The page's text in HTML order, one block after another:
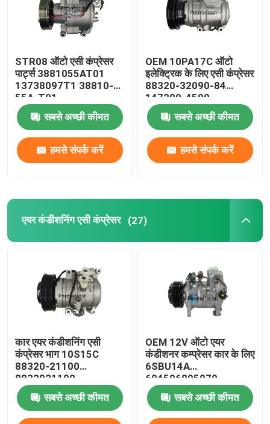
एसी कंप्रेसर पार्ट्स
STR08 ऑटो एसी कंप्रेसर
पार्ट्स 3881055AT01
13738097T1 38810-
55A-T01
सबसे अच्छी कीमत
हमसे संपर्क करें
OEM 10PA17C ऑटो
इलेक्ट्रिक के लिए एसी कंप्रेसर
88320-32090-84
147200-4500
सबसे अच्छी कीमत
हमसे संपर्क करें
एयर कंडीशनिंग एसी कंप्रेसर (27)
कार एयर कंडीशनिंग एसी
कंप्रेसर भाग 10S15C
88320-21100
8832021100
सबसे अच्छी कीमत
OEM 12V ऑटो एयर
कंडीशनर कम्प्रेसर कार के लिए
6SBU14A
604506805070
सबसे अच्छी कीमत